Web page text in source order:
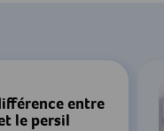
entre
le persil